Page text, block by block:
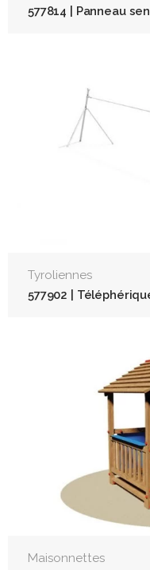
577814 | Panneau
Tyroliennes
577902 |
Maisonnettes